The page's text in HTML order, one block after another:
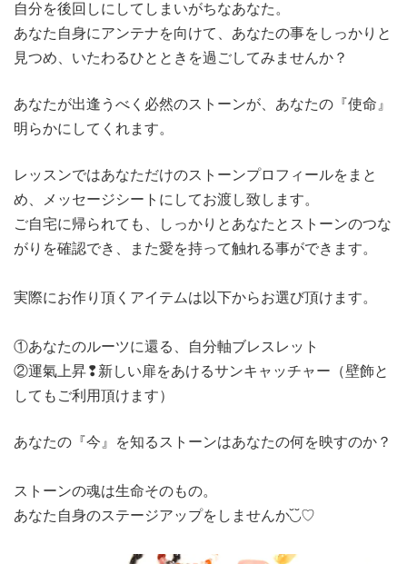
自分を後回しにしてしまいがちなあなた。
あなた自身にアンテナを向けて、あなたの事をしっかりと
見つめ、いたわるひとときを過ごしてみませんか？
あなたが出逢うべく必然のストーンが、あなたの『使命』
明らかにしてくれます。
レッスンではあなただけのストーンプロフィールをまと
め、メッセージシートにしてお渡し致します。
ご自宅に帰られても、しっかりとあなたとストーンのつな
がりを確認でき、また愛を持って触れる事ができます。
実際にお作り頂くアイテムは以下からお選び頂けます。
①あなたのルーツに還る、自分軸ブレスレット
②運氣上昇❢新しい扉をあけるサンキャッチャー（壁飾と
してもご利用頂けます）
あなたの『今』を知るストーンはあなたの何を映すのか？
ストーンの魂は生命そのもの。
あなた自身のステージアップをしませんか◟̆◞̆♡